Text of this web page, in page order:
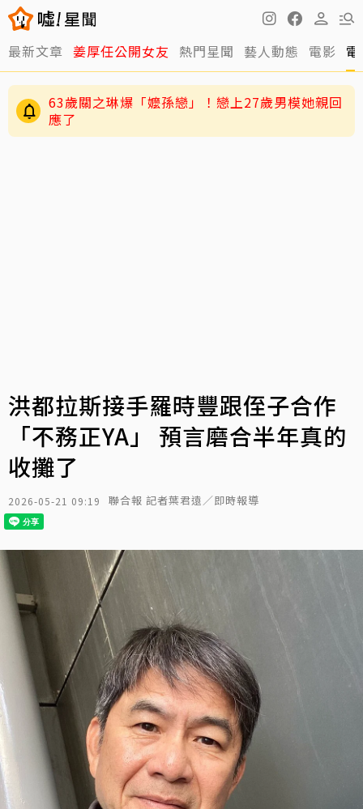
最新文章 姜厚任公開女友 熱門星聞 藝人動態 電影
63歲關之琳爆「嬤孫戀」！戀上27歲男模她親回
應了
洪都拉斯接手羅時豐跟侄子合作
「不務正YA」 預言磨合半年真的
收攤了
2026-05-21 09:19 聯合報 記者葉君遠／即時報導